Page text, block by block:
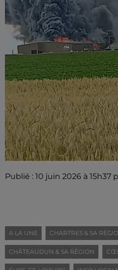
Publié : 10 juin 2026 à
A LA UNE CHARTRES & SA
CHÂTEAUDUN & SA RÉGION